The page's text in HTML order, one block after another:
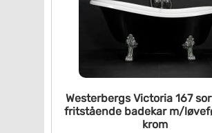
Westerbergs Victoria 167
fritstående badekarm/
krom